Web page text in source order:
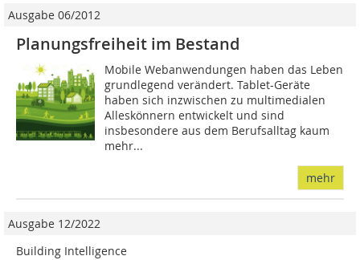
Ausgabe 06/2012
Planungsfreiheit im Bestand
Mobile Webanwendungen haben das Leben
grundlegend verändert. Tablet-Geräte
haben sich inzwischen zu multimedialen
Alleskönnern entwickelt und sind
insbesondere aus dem Berufsalltag kaum
mehr...
mehr
Ausgabe 12/2022
Building Intelligence